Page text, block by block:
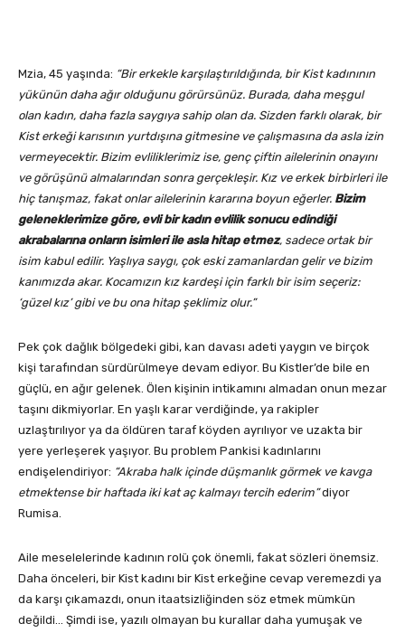
Mzia, 45 yaşında: “Bir erkekle karşılaştırıldığında, bir Kist kadınının
yükünün daha ağır olduğunu görürsünüz. Burada, daha meşgul
olan kadın, daha fazla saygıya sahip olan da. Sizden farklı olarak, bir
Kist erkeği karısının yurtdışına gitmesine ve çalışmasına da asla izin
vermeyecektir. Bizim evliliklerimiz ise, genç çiftin ailelerinin onayını
ve görüşünü almalarından sonra gerçekleşir. Kız ve erkek birbirleri ile
hiç tanışmaz, fakat onlar ailelerinin kararına boyun eğerler. Bizim
geleneklerimize göre, evli bir kadın evlilik sonucu edindiği
akrabalarına onların isimleri ile asla hitap etmez, sadece ortak bir
isim kabul edilir. Yaşlıya saygı, çok eski zamanlardan gelir ve bizim
kanımızda akar. Kocamızın kız kardeşi için farklı bir isim seçeriz:
‘güzel kız’ gibi ve bu ona hitap şeklimiz olur.”
Pek çok dağlık bölgedeki gibi, kan davası adeti yaygın ve birçok
kişi tarafından sürdürülmeye devam ediyor. Bu Kistler’de bile en
güçlü, en ağır gelenek. Ölen kişinin intikamını almadan onun mezar
taşını dikmiyorlar. En yaşlı karar verdiğinde, ya rakipler
uzlaştırılıyor ya da öldüren taraf köyden ayrılıyor ve uzakta bir
yere yerleşerek yaşıyor. Bu problem Pankisi kadınlarını
endişelendiriyor: “Akraba halk içinde düşmanlık görmek ve kavga
etmektense bir haftada iki kat aç kalmayı tercih ederim”diyor
Rumisa.
Aile meselelerinde kadının rolü çok önemli, fakat sözleri önemsiz.
Daha önceleri, bir Kist kadını bir Kist erkeğine cevap veremezdi ya
da karşı çıkamazdı, onun itaatsizliğinden söz etmek mümkün
değildi… Şimdi ise, yazılı olmayan bu kurallar daha yumuşak ve